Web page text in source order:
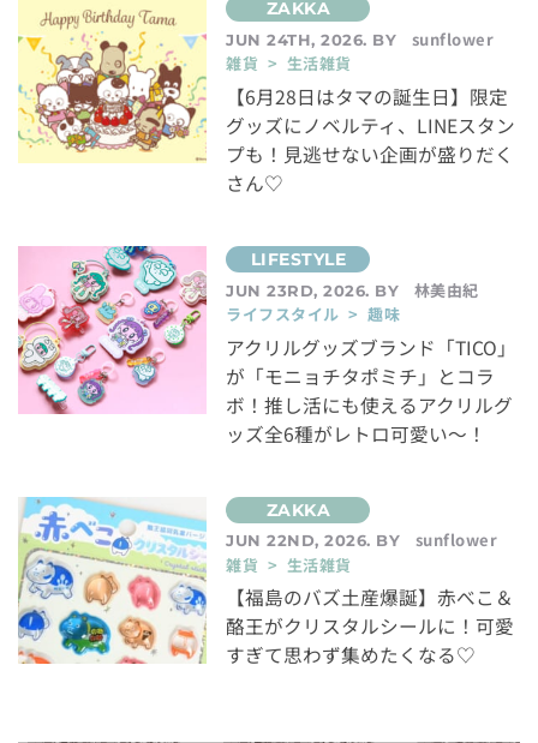
JUN 24TH, 2026. BY
sunflower
雑貨 > 生活雑貨
【6月28日はタマの誕生日】限定
グッズにノベルティ、LINEスタン
プも！見逃せない企画が盛りだく
さん♡
JUN 23RD, 2026. BY
林美由紀
ライフスタイル > 趣味
アクリルグッズブランド「TICO」
が「モニョチタポミチ」とコラ
ボ！推し活にも使えるアクリルグ
ッズ全6種がレトロ可愛い～！
JUN 22ND, 2026. BY
sunflower
雑貨 > 生活雑貨
【福島のバズ土産爆誕】赤べこ＆
酪王がクリスタルシールに！可愛
すぎて思わず集めたくなる♡